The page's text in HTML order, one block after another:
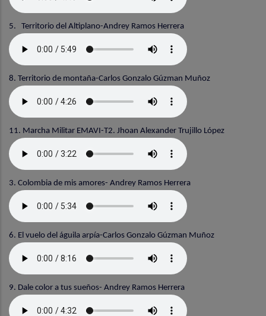
5. Territorio del Altiplano-Andrey Ramos Herrera
8. Territorio de montaña-Carlos Gonzalo Gúzman Muñoz
11. Marcha Militar EMAVI-T2. Jhoan Alexander Trujillo López
3. Colombia de mis amores- Andrey Ramos Herrera
6. El vuelo del águila arpía-Carlos Gonzalo Gúzman Muñoz
9. Dale color a tus sueños- Andrey Ramos Herrera